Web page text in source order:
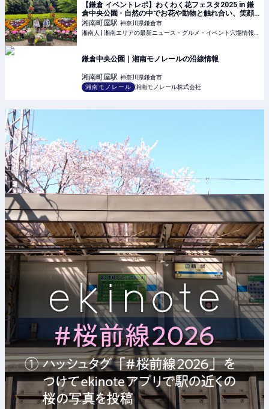
【鎌倉 イベントレポ】わくわく花フェスタ2025 in 鎌
倉中央公園 - 自然の中でお花や動物と触れ合い、笑顔
溢れるイベント！ | 湘南人
湘南町屋駅 神奈川県鎌倉市
鎌倉中央公園｜湘南モノレールの沿線情報
湘南町屋駅 神奈川県鎌倉市
湘南モノレール
湘南モノレール株式会社